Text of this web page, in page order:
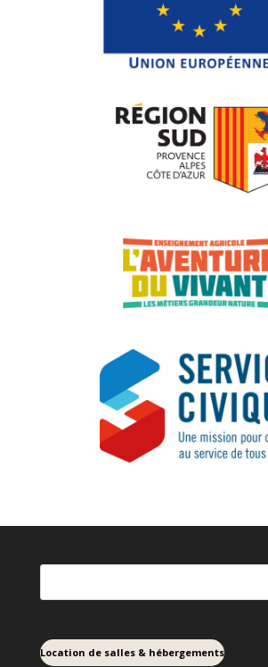
Location de salles & hébergements